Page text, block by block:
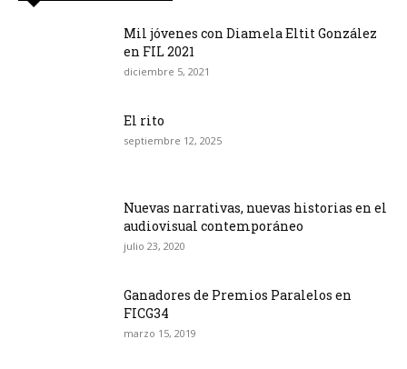
Mil jóvenes con Diamela Eltit González
en FIL 2021
diciembre 5, 2021
El rito
septiembre 12, 2025
Nuevas narrativas, nuevas historias en el
audiovisual contemporáneo
julio 23, 2020
Ganadores de Premios Paralelos en
FICG34
marzo 15, 2019